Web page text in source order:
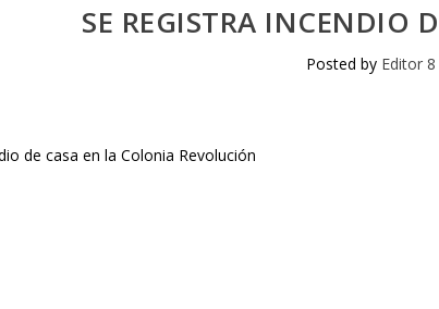
SE REGISTRA INCENDIO
Posted by Editor 8